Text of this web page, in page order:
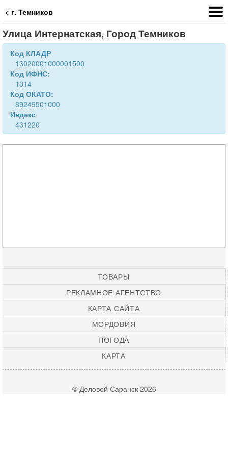
< г. Темников
Улица Интернатская, Город Темников
Код КЛАДР
13020001000001500
Код ИФНС:
1314
Код ОКАТО:
89249501000
Индекс
431220
ТОВАРЫ
РЕКЛАМНОЕ АГЕНТСТВО
КАРТА САЙТА
МОРДОВИЯ
ПОГОДА
КАРТА
© Деловой Саранск 2026